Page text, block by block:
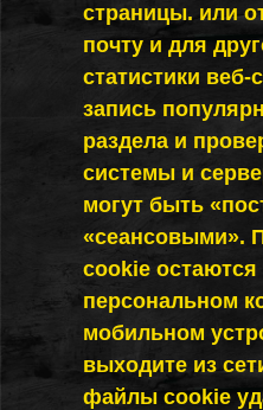
страницы. или
почту и для
статистики веб-
запись
раздела и
системы и
могут быть
«сеансовыми».
cookie
персональном
мобильном
выходите из
файлы cookie